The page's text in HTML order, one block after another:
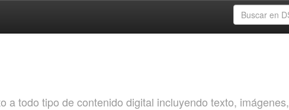
a todo tipo de contenido digital incluyendo texto, imágenes,